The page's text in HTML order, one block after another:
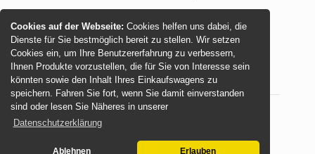
Cookies auf der Webseite:Cookies helfen uns dabei, die
Dienste für Sie bestmöglich bereit zu stellen. Wir setzen
Cookies ein, um Ihre Benutzererfahrung zu verbessern,
Ihnen Produkte vorzustellen, die für Sie von Interesse sein
könnten sowie den Inhalt Ihres Einkaufswagens zu
speichern. Fahren Sie fort, wenn Sie damit einverstanden
sind oder lesen Sie Näheres in unserer
Datenschutzerklärung
Ablehnen Erlauben
Vertrag widerrufen
© 2026 -